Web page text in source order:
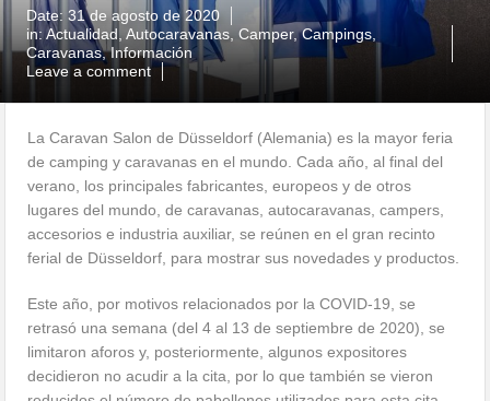
Date:31 de agosto de 2020
in:Actualidad ,Autocaravanas,Camper,Campings
Caravanas,Información
Leave a comment
La Caravan Salon de Düsseldorf (Alemania) es la mayor feria
de camping y caravanas en el mundo. Cada año, al final del
verano, los principales fabricantes, europeos y de otros
lugares del mundo, de caravanas, autocaravanas, campers,
accesorios e industria auxiliar, se reúnen en el gran recinto
ferial de Düsseldorf, para mostrar sus novedades y productos.
Este año, por motivos relacionados por la COVID-19, se
retrasó una semana (del 4 al 13 de septiembre de 2020), se
limitaron aforos y, posteriormente, algunos expositores
decidieron no acudir a la cita, por lo que también se vieron